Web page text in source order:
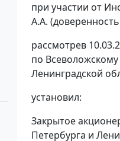
при участии от
А.А.
рассмотрев
по
Ленинградской
установил:
Закрытое
Петербурга и